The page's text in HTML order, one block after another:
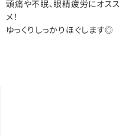
頭痛や不眠、眼精疲労にオスス
メ！
ゆっくりしっかりほぐします◎